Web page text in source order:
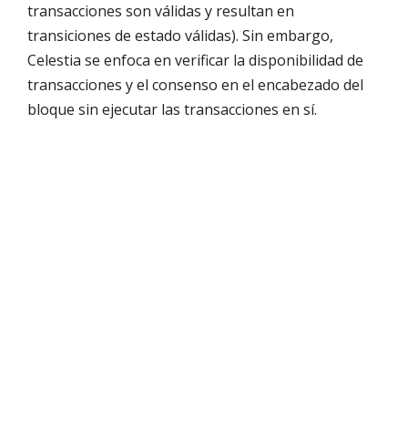
transacciones son válidas y resultan en
transiciones de estado válidas). Sin embargo,
Celestia se enfoca en verificar la disponibilidad de
transacciones y el consenso en el encabezado del
bloque sin ejecutar las transacciones en sí.